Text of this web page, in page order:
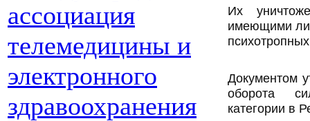
ассоциация
телемедицины и
электронного
здравоохранения
Их
имеющими
Документом
оборота
категории в